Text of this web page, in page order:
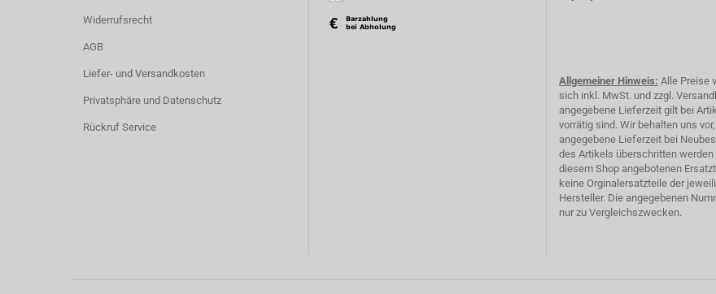
Widerrufsrecht
AGB
Liefer- und Versandkosten
Privatsphäre und Datenschutz
Rückruf Service
Allgemeiner Hinweis: Alle Preise
sich inkl. MwSt. und zzgl.
angegebene Lieferzeit gilt bei
vorrätig sind. Wir behalten uns
angegebene Lieferzeit bei
des Artikels überschritten werden
diesem Shop angebotenen
keine Orginalersatzteile der
Hersteller. Die angegebenen
nur zu Vergleichszwecken.